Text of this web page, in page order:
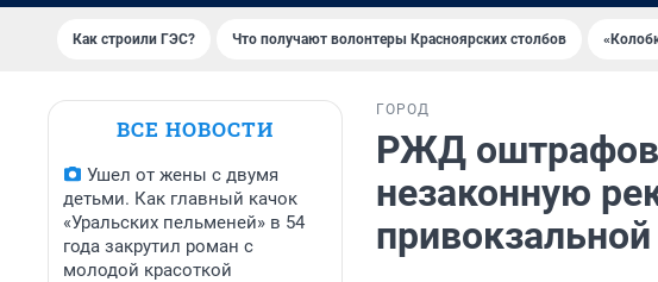
Как строили ГЭС? Что получают волонтеры Красноярских столбов
ВСЕ НОВОСТИ
Ушел от жены с двумя
детьми. Как главный качок
«Уральских пельменей» в 54
года закрутил роман с
молодой красоткой
ГОРОД
РЖД
незаконную